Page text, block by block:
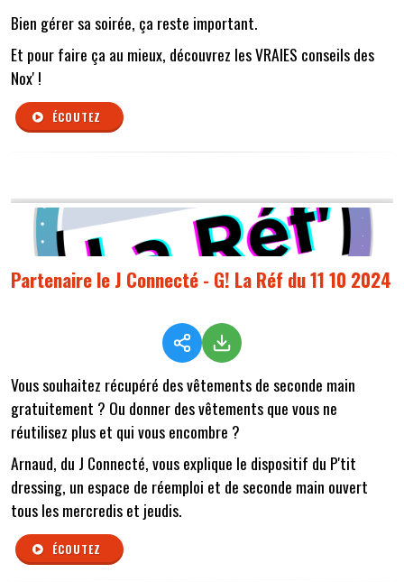
Bien gérer sa soirée, ça reste important.
Et pour faire ça au mieux, découvrez les VRAIES conseils des
Nox' !
ÉCOUTEZ
Partenaire le J Connecté - G! La Réf du 11 10 2024
Vous souhaitez récupéré des vêtements de seconde main
gratuitement ? Ou donner des vêtements que vous ne
réutilisez plus et qui vous encombre ?
Arnaud, du J Connecté, vous explique le dispositif du P'tit
dressing, un espace de réemploi et de seconde main ouvert
tous les mercredis et jeudis.
ÉCOUTEZ